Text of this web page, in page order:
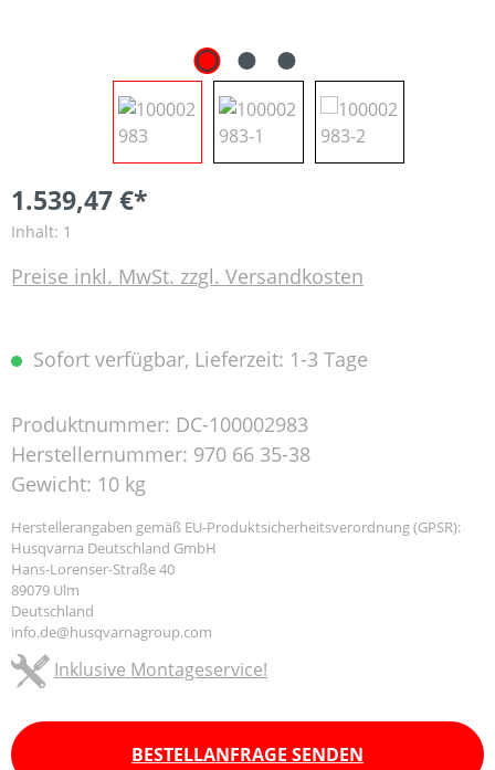
1.539,47 €*
Inhalt: 1
Preise inkl. MwSt. zzgl. Versandkosten
Sofort verfügbar, Lieferzeit: 1-3 Tage
Produktnummer: DC-100002983
Herstellernummer: 970 66 35-38
Gewicht: 10 kg
Herstellerangaben gemäß EU-Produktsicherheitsverordnung (GPSR):
Husqvarna Deutschland GmbH
Hans-Lorenser-Straße 40
89079 Ulm
Deutschland
info.de@husqvarnagroup.com
Inklusive Montageservice!
BESTELLANFRAGE SENDEN